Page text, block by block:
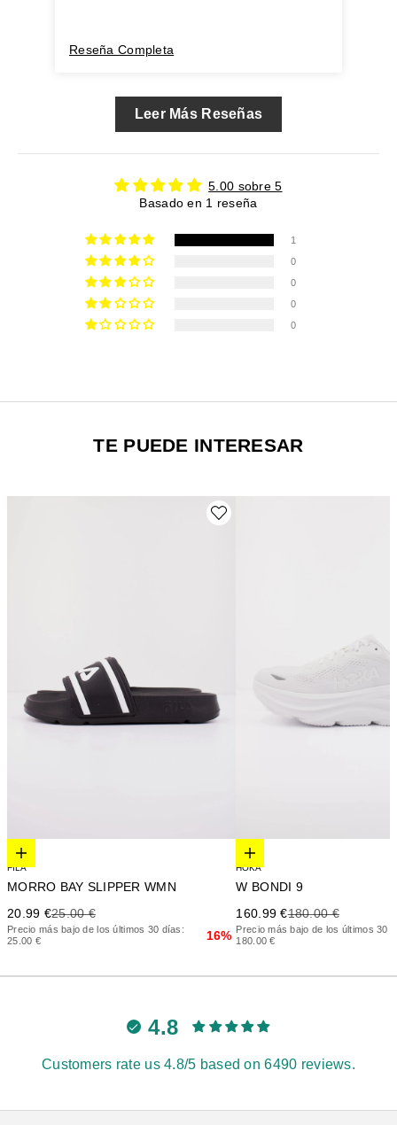
Reseña Completa
Leer Más Reseñas
5.00 sobre 5
Basado en 1 reseña
1
0
0
0
0
TE PUEDE INTERESAR
Elige opciones
FILA
MORRO BAY SLIPPER WMN
Precio de oferta
20.99 €Precio anterior
25.00 €
Precio más bajo de los últimos 30 días:
25.00 €
16%
Elige opciones
HOKA
W BONDI 9
Precio de oferta
160.99 €Precio anterior
180.00 €
Precio más bajo de los últimos 30
180.00 €
4.8
Customers rate us 4.8/5 based on 6490 reviews.